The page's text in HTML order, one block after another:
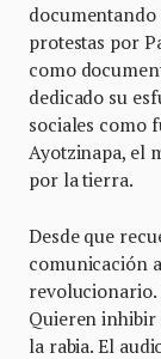
protestas por
como
dedicado su
sociales como
Ayotzinapa, el
por la tierra.
Desde que
comunicación
revolucionario.
Quieren inhibir
la rabia. El